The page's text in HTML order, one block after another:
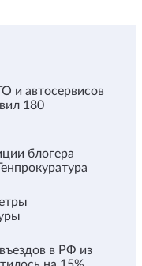
и автосервисов
180
блогера
в РФ из